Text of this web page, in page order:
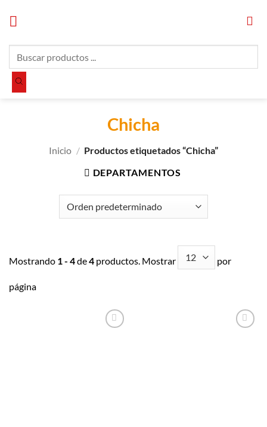
productos
Chicha
Inicio / Productos etiquetados “Chicha”
DEPARTAMENTOS
Mostrando 1 - 4de4 productos. Mostrar por
página